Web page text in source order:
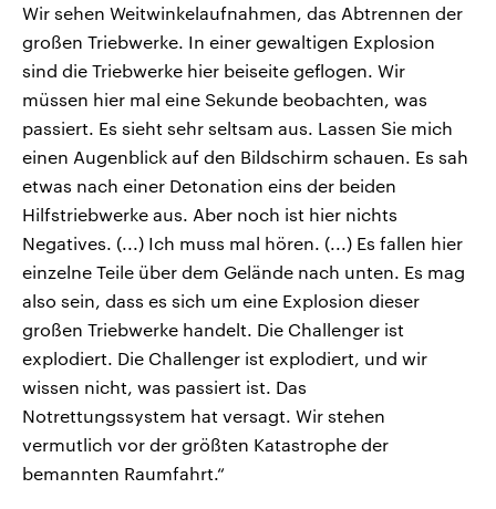
Wir sehen Weitwinkelaufnahmen, das Abtrennen der
großen Triebwerke. In einer gewaltigen Explosion
sind die Triebwerke hier beiseite geflogen. Wir
müssen hier mal eine Sekunde beobachten, was
passiert. Es sieht sehr seltsam aus. Lassen Sie mich
einen Augenblick auf den Bildschirm schauen. Es sah
etwas nach einer Detonation eins der beiden
Hilfstriebwerke aus. Aber noch ist hier nichts
Negatives. (...) Ich muss mal hören. (...) Es fallen hier
einzelne Teile über dem Gelände nach unten. Es mag
also sein, dass es sich um eine Explosion dieser
großen Triebwerke handelt. Die Challenger ist
explodiert. Die Challenger ist explodiert, und wir
wissen nicht, was passiert ist. Das
Notrettungssystem hat versagt. Wir stehen
vermutlich vor der größten Katastrophe der
bemannten Raumfahrt.“